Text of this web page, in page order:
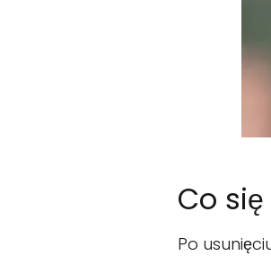
Co
Po